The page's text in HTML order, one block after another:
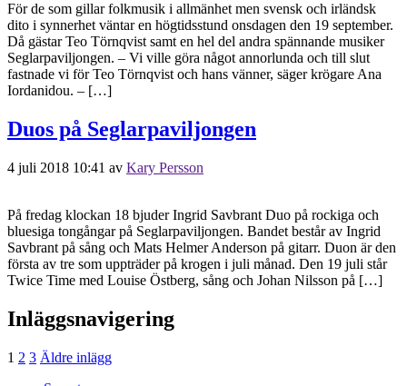
För de som gillar folkmusik i allmänhet men svensk och irländsk
dito i synnerhet väntar en högtidsstund onsdagen den 19 september.
Då gästar Teo Törnqvist samt en hel del andra spännande musiker
Seglarpaviljongen. – Vi ville göra något annorlunda och till slut
fastnade vi för Teo Törnqvist och hans vänner, säger krögare Ana
Iordanidou. – […]
Duos på Seglarpaviljongen
4 juli 2018 10:41 av Kary Persson
På fredag klockan 18 bjuder Ingrid Savbrant Duo på rockiga och
bluesiga tongångar på Seglarpaviljongen. Bandet består av Ingrid
Savbrant på sång och Mats Helmer Anderson på gitarr. Duon är den
första av tre som uppträder på krogen i juli månad. Den 19 juli står
Twice Time med Louise Östberg, sång och Johan Nilsson på […]
Inläggsnavigering
1 2 3 Äldre inlägg